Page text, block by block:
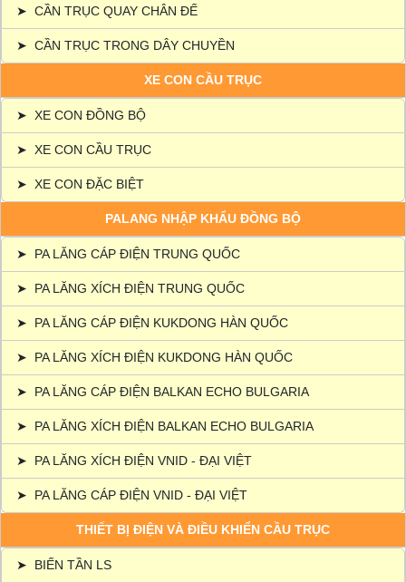
➤ CẦN TRỤC QUAY CHÂN ĐẾ
➤ CẦN TRỤC TRONG DÂY CHUYỀN
XE CON CẦU TRỤC
➤ XE CON ĐỒNG BỘ
➤ XE CON CẦU TRỤC
➤ XE CON ĐẶC BIỆT
PALANG NHẬP KHẨU ĐỒNG BỘ
➤ PA LĂNG CÁP ĐIỆN TRUNG QUỐC
➤ PA LĂNG XÍCH ĐIỆN TRUNG QUỐC
➤ PA LĂNG CÁP ĐIỆN KUKDONG HÀN QUỐC
➤ PA LĂNG XÍCH ĐIỆN KUKDONG HÀN QUỐC
➤ PA LĂNG CÁP ĐIỆN BALKAN ECHO BULGARIA
➤ PA LĂNG XÍCH ĐIỆN BALKAN ECHO BULGARIA
➤ PA LĂNG XÍCH ĐIỆN VNID - ĐẠI VIỆT
➤ PA LĂNG CÁP ĐIỆN VNID - ĐẠI VIỆT
THIẾT BỊ ĐIỆN VÀ ĐIỀU KHIỂN CẦU TRỤC
➤ BIẾN TẦN LS